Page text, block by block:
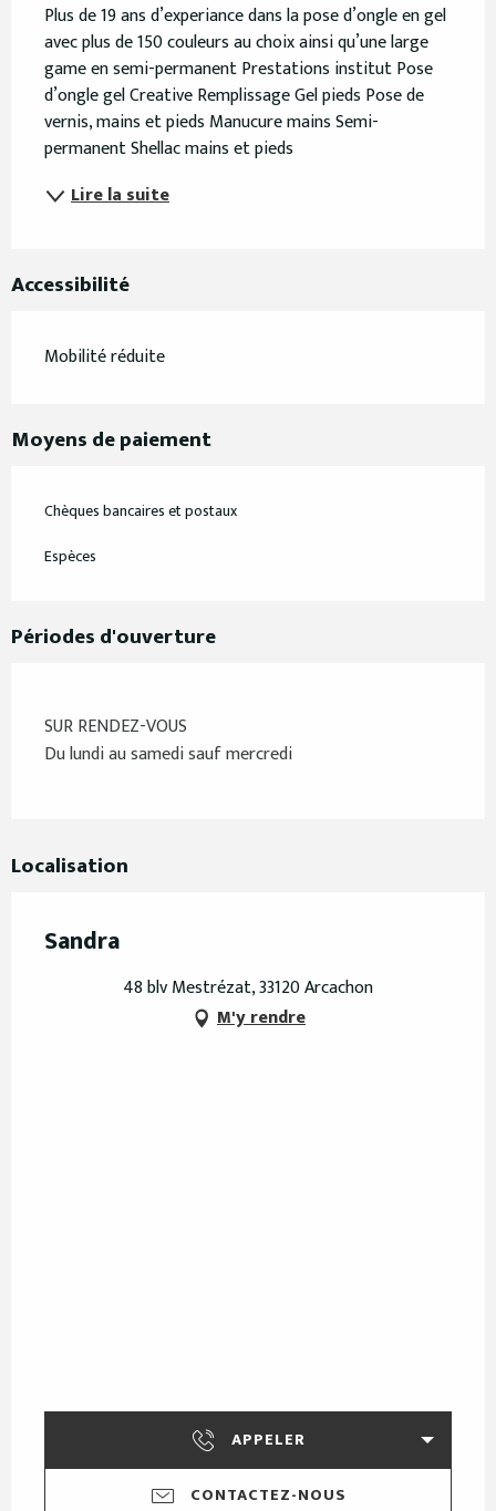
Plus de 19 ans d’experiance dans la pose d’ongle en gel
avec plus de 150 couleurs au choix ainsi qu’une large
game en semi-permanent Prestations institut Pose
d’ongle gel Creative Remplissage Gel pieds Pose de
vernis, mains et pieds Manucure mains Semi-
permanent Shellac mains et pieds
Lire la suite
Accessibilité
Mobilité réduite
Moyens de paiement
Chèques bancaires et postaux
Espèces
Périodes d'ouverture
SUR RENDEZ-VOUS
Du lundi au samedi sauf mercredi
Localisation
Sandra
48 blv Mestrézat, 33120 Arcachon
M'y rendre
APPELER
CONTACTEZ-NOUS